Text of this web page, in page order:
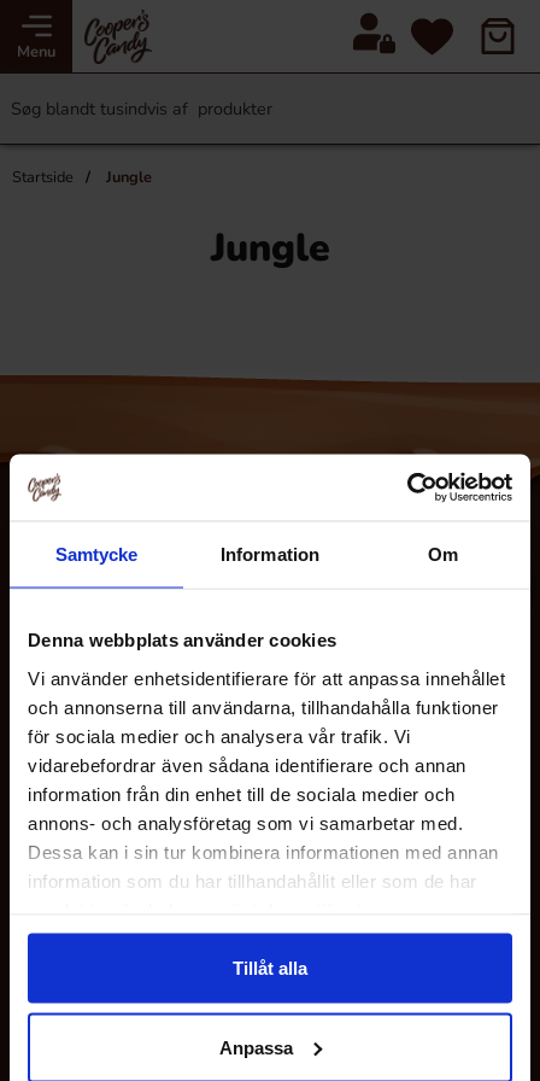
Samtycke Information Om
Denna webbplats använder cookies
Vi använder enhetsidentifierare för att anpassa innehållet
och annonserna till användarna, tillhandahålla funktioner
för sociala medier och analysera vår trafik. Vi
vidarebefordrar även sådana identifierare och annan
information från din enhet till de sociala medier och
annons- och analysföretag som vi samarbetar med.
Dessa kan i sin tur kombinera informationen med annan
information som du har tillhandahållit eller som de har
Tillåt alla
Anpassa
Menu
Startside Jungle
Jungle
OM OS
KUNDESERVICE
MINE SIDER